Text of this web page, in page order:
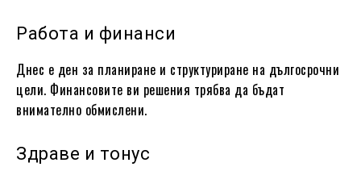
Работа и финанси
Днес е ден за планиране и структуриране на дългосрочни
цели. Финансовите ви решения трябва да бъдат
внимателно обмислени.
Здраве и тонус